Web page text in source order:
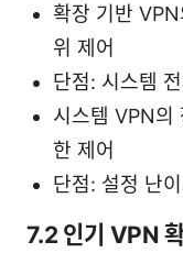
확장 기반
위 제어
단점: 시스템
시스템 VPN의
한 제어
단점: 설정 난
7.2 인기 VPN